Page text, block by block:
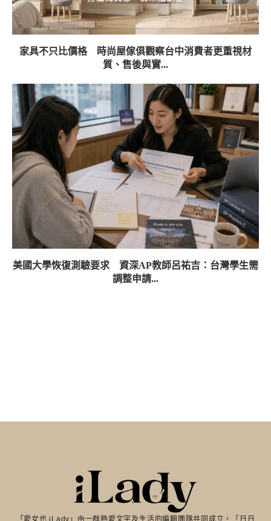
家具不只比價格 時尚屋傢俱觀察台中消費者更重視材
質、售後與實...
美國大學恢復測驗要求 資深AP教師呂祐吉：台灣學生需
調整申請...
「愛女也 iLady」由一群熱愛文字及生活的編輯團隊共同成立，「日日